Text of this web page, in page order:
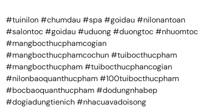
#tuinilon #chumdau #spa #goidau #nilonantoan
#salontoc #goidau #uduong #duongtoc #nhuomtoc
#mangbocthucphamcogian
#mangbocthucphamcochun #tuibocthucpham
#mangbocthucpham #tuibocthucphancogian
#nilonbaoquanthucpham #100tuibocthucpham
#bocbaoquanthucpham #dodungnhabep
#dogiadungtienich #nhacuavadoisong